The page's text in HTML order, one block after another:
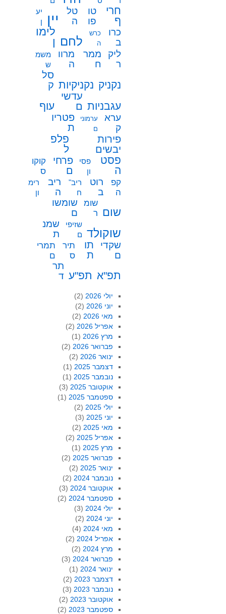
חרי
ף
טו
פו
טל
ה
יין
יע
ן
כרו
ב
כרש
ה
לחם
לימו
ן
ליק
ר
ממר
ח
מרוו
ה
משמ
ש
נקניק נקניקיות
סל
ק
עגבניות
עדשי
ם
עוף
ערא
ק
ערמוני
ם
פטריו
ת
פירות
יבשים
פלפ
ל
פסט
ה
פסי
ון
פרחי
ם
קוקו
ס
קפ
ה
רוט
ב
ריב"
ח
ריב
ה
רימ
ון
שום
שומ
ר
שומשו
ם
שוקולד
שזיפי
ם
שמנ
ת
שקדי
ם
תו
ת
תיר
ס
תמרי
ם
תפ"א תפ"ע
תר
ד
יולי 2026
(2)
יוני 2026
(2)
מאי 2026
(2)
אפריל 2026
(2)
מרץ 2026
(1)
פברואר 2026
(2)
ינואר 2026
(2)
דצמבר 2025
(1)
נובמבר 2025
(1)
אוקטובר 2025
(3)
ספטמבר 2025
(1)
יולי 2025
(2)
יוני 2025
(3)
מאי 2025
(2)
אפריל 2025
(2)
מרץ 2025
(1)
פברואר 2025
(2)
ינואר 2025
(2)
נובמבר 2024
(2)
אוקטובר 2024
(3)
ספטמבר 2024
(2)
יולי 2024
(3)
יוני 2024
(2)
מאי 2024
(4)
אפריל 2024
(2)
מרץ 2024
(2)
פברואר 2024
(3)
ינואר 2024
(1)
דצמבר 2023
(2)
נובמבר 2023
(3)
אוקטובר 2023
(2)
ספטמבר 2023
(2)